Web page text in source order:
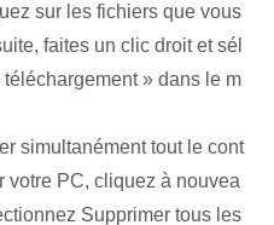
sur les fichiers que vous
faites un clic droit et sél
» dans le m
simultanément tout le cont
votre PC, cliquez à nouvea
Supprimer tous les